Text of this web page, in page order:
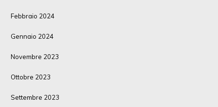
Febbraio 2024
Gennaio 2024
Novembre 2023
Ottobre 2023
Settembre 2023